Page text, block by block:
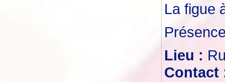
La figue
Lieu :